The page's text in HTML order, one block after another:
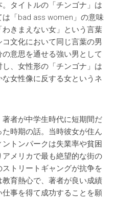
タイトルの「チンゴナ」は
「bad ass women」の意味
きまえない女」という言葉
文化において同じ言葉の男
意思を通せる強い男として
、女性形の「チンゴナ」は
女性像に反する女というネ
者が中学生時代に短期間だ
時期の話。当時彼女が住ん
トンパークは失業率や貧困
メリカで最も絶望的な街の
トリートギャングが抗争を
育熱心で、著者が良い成績
事を得て成功することを願